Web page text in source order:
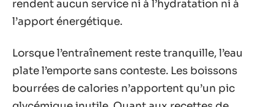
Conseils pratiques pour bien
choisir sa boisson d’hydratation
Face aux rayons chargés, difficile d’y voir clair.
Mieux vaut scruter ce qui compte. Les
étiquettes fournissent des indices précieux :